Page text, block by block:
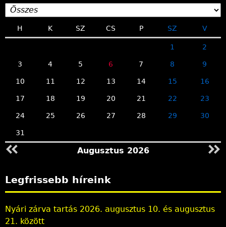
H K SZ CS P SZ V
1 2
3 4 5 6 7 8 9
10 11 12 13 14 15 16
17 18 19 20 21 22 23
24 25 26 27 28 29 30
31
Augusztus 2026
Legfrissebb híreink
Nyári zárva tartás 2026. augusztus 10. és augusztus
21. között